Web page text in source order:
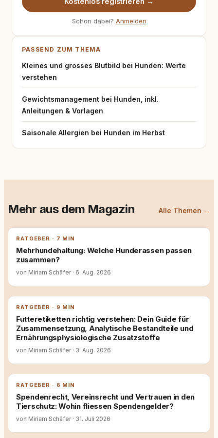
Schon dabei? Anmelden
PASSEND ZUM THEMA
Kleines und grosses Blutbild bei Hunden: Werte
verstehen
Gewichtsmanagement bei Hunden, inkl.
Anleitungen & Vorlagen
Saisonale Allergien bei Hunden im Herbst
Mehr aus dem Magazin Alle Themen →
RATGEBER · 7 MIN
Mehrhundehaltung: Welche Hunderassen passen
zusammen?
von Miriam Schäfer · 6. Aug. 2026
RATGEBER · 9 MIN
Futteretiketten richtig verstehen: Dein Guide für
Zusammensetzung, Analytische Bestandteile und
Ernährungsphysiologische Zusatzstoffe
von Miriam Schäfer · 3. Aug. 2026
RATGEBER · 6 MIN
Spendenrecht, Vereinsrecht und Vertrauen in den
Tierschutz: Wohin fliessen Spendengelder?
von Miriam Schäfer · 31. Juli 2026